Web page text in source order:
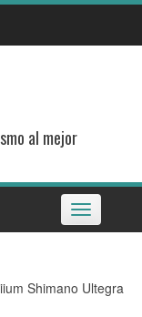
al mejor
Toggle
navigation
Shimano Ultegra